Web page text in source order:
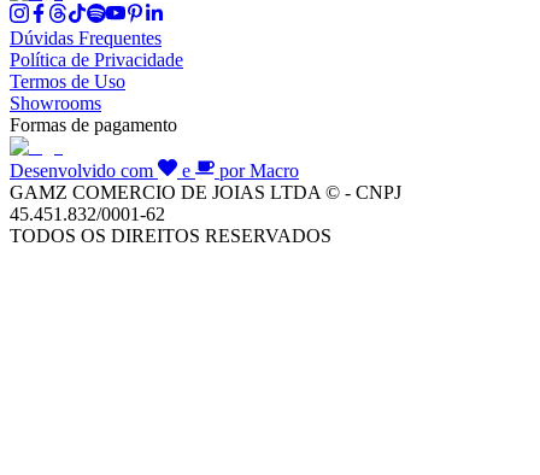
Dúvidas Frequentes
Política de Privacidade
Termos de Uso
Showrooms
Formas de pagamento
Desenvolvido com e
por Macro
GAMZ COMERCIO DE JOIAS LTDA © - CNPJ
45.451.832/0001-62
TODOS OS DIREITOS RESERVADOS